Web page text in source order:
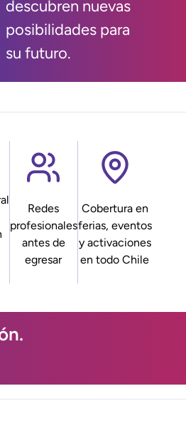
descubren nuevas
posibilidades para
su futuro.
Redes
profesionales
antes de
egresar
Cobertura en
ferias, eventos
y activaciones
en todo Chile